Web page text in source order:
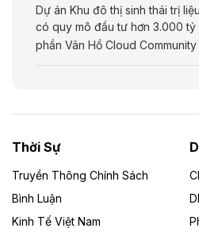
Dự án Khu đô thị sinh thái trị
có quy mô đầu tư hơn 3.000
phần Vân Hồ Cloud
Dự án Nhà máy xử lý rác và
Công ty TNHH Năng lượng môi
Theo vietnamfinance.vn
Thời Sự
Truyền Thông Chính Sách
Bình Luận
Kinh Tế Việt Nam